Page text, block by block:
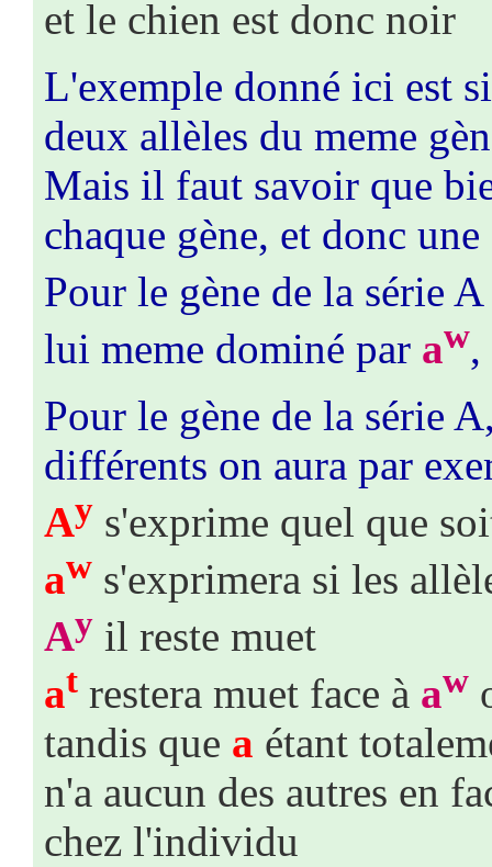
et le chien est donc noir
L'exemple donné ici est
deux allèles du meme
Mais il faut savoir que
chaque gène, et donc
Pour le gène de la série
lui meme dominé par aw
Pour le gène de la série
différents on aura par
Ay s'exprime quel que
aw s'exprimera si les
Ay il reste muet
at restera muet face à aw
tandis que a étant
n'a aucun des autres en
chez l'individu